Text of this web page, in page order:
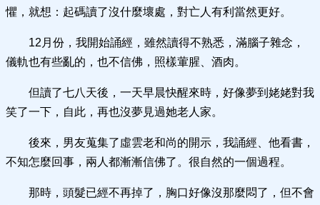
懼，就想：起碼讀了沒什麼壞處，對亡人有利當然更好。
12月份，我開始誦經，雖然讀得不熟悉，滿腦子雜念，
儀軌也有些亂的，也不信佛，照樣葷腥、酒肉。
但讀了七八天後，一天早晨快醒來時，好像夢到姥姥對我
笑了一下，自此，再也沒夢見過她老人家。
後來，男友蒐集了虛雲老和尚的開示，我誦經、他看書，
不知怎麼回事，兩人都漸漸信佛了。很自然的一個過程。
那時，頭髮已經不再掉了，胸口好像沒那麼悶了，但不會